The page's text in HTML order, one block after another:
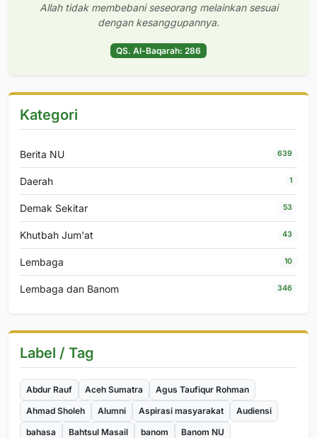
Allah tidak membebani seseorang melainkan sesuai
dengan kesanggupannya.
QS. Al-Baqarah: 286
Kategori
Berita NU 639
Daerah 1
Demak Sekitar 53
Khutbah Jum'at 43
Lembaga 10
Lembaga dan Banom 346
Label / Tag
Abdur Rauf Aceh Sumatra
Agus Taufiqur Rohman
Ahmad Sholeh
Alumni Aspirasi masyarakat
Audiensi
bahasa
Bahtsul Masail banom
Banom NU